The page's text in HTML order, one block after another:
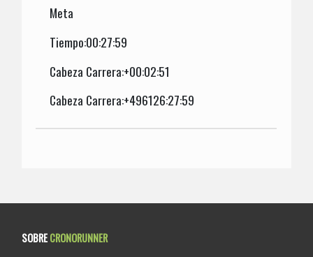
Meta
Tiempo:00:27:59
Cabeza Carrera:+00:02:51
Cabeza Carrera:+496126:27:59
SOBRECRONORUNNER